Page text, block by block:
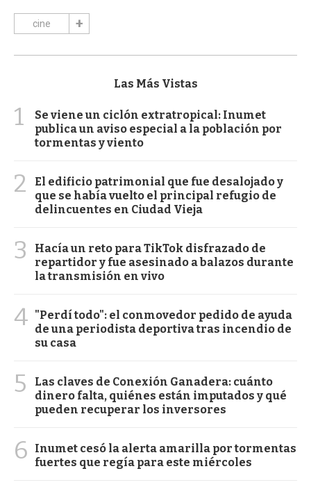
cine
Las Más Vistas
1
Se viene un ciclón extratropical: Inumet
publica un aviso especial a la población por
tormentas y viento
2
El edificio patrimonial que fue desalojado y
que se había vuelto el principal refugio de
delincuentes en Ciudad Vieja
3
Hacía un reto para TikTok disfrazado de
repartidor y fue asesinado a balazos durante
la transmisión en vivo
4 "Perdí todo": el conmovedor pedido de ayuda
de una periodista deportiva tras incendio de
su casa
5
Las claves de Conexión Ganadera: cuánto
dinero falta, quiénes están imputados y qué
pueden recuperar los inversores
6
Inumet cesó la alerta amarilla por tormentas
fuertes que regía para este miércoles